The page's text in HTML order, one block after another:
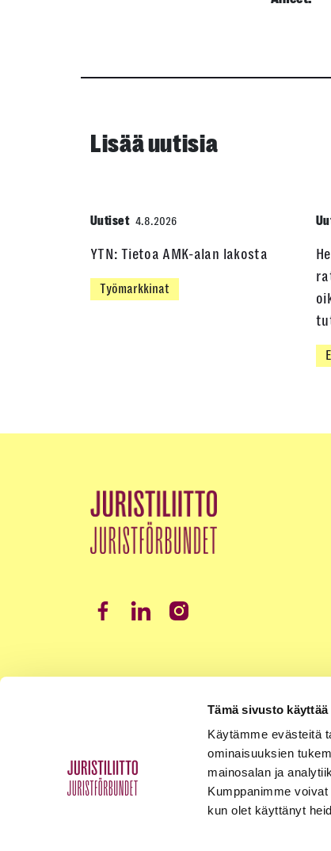
Tämä sivusto käyttää
Käytämme evästeitä
ominaisuuksien
mainosalan ja
Kumppanimme
kun olet käyttänyt
Lisää uutisia
Uutiset 4.8.2026
YTN: Tietoa AMK-alan lakosta
Työmarkkinat